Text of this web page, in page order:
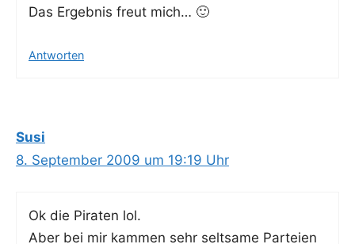
Das Ergeb­nis freut mich… 🙂
Antworten
Susi
8. September 2009 um 19:19 Uhr
Ok die Pira­ten lol.
Aber bei mir kam­men sehr selt­sa­me Par­tei­en